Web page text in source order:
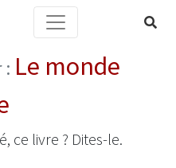
: Le monde
ce livre ? Dites-le.